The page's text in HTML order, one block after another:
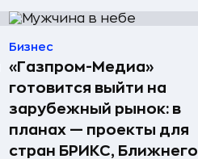
Бизнес
«Газпром-Медиа»
готовится выйти на
зарубежный рынок: в
планах — проекты для
стран БРИКС, Ближнего